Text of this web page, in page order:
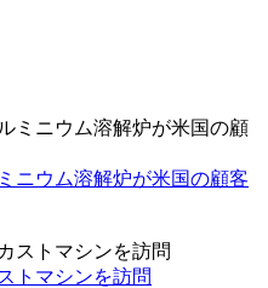
ニウム溶解炉が米国の顧客
トマシンを訪問